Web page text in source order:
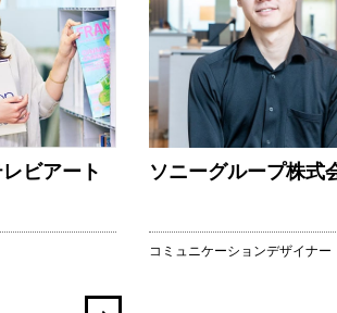
ビアート ソニーグループ株式
コミュニケーションデザイナー